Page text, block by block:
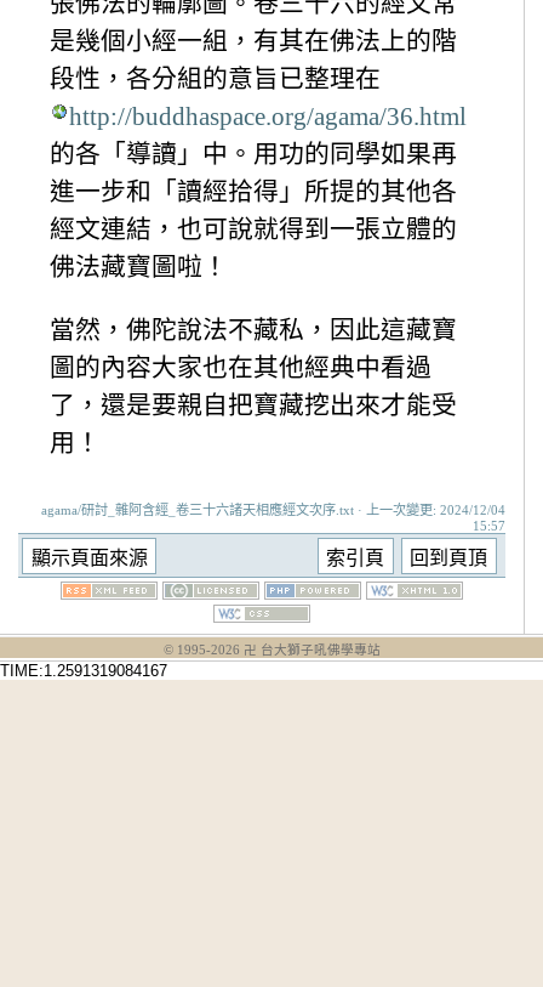
是幾個小經一組，有其在佛法上的階
段性，各分組的意旨已整理在
http://buddhaspace.org/agama/36.html
的各「導讀」中。用功的同學如果再
進一步和「讀經拾得」所提的其他各
經文連結，也可說就得到一張立體的
佛法藏寶圖啦！
當然，佛陀說法不藏私，因此這藏寶
圖的內容大家也在其他經典中看過
了，還是要親自把寶藏挖出來才能受
用！
agama/研討_雜阿含經_卷三十六諸天相應經文次序.txt · 上一次變更: 2024/12/04
15:57
© 1995-2026 卍 台大獅子吼佛學專站
TIME:1.2591319084167